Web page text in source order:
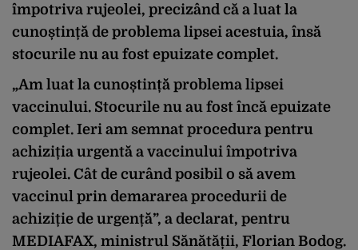
împotriva rujeolei, precizând că a luat la
cunoștință de problema lipsei acestuia, însă
stocurile nu au fost epuizate complet.
„Am luat la cunoștință problema lipsei
vaccinului. Stocurile nu au fost încă epuizate
complet. Ieri am semnat procedura pentru
achiziția urgentă a vaccinului împotriva
rujeolei. Cât de curând posibil o să avem
vaccinul prin demararea procedurii de
achiziție de urgență”, a declarat, pentru
MEDIAFAX, ministrul Sănătății, Florian Bodog.